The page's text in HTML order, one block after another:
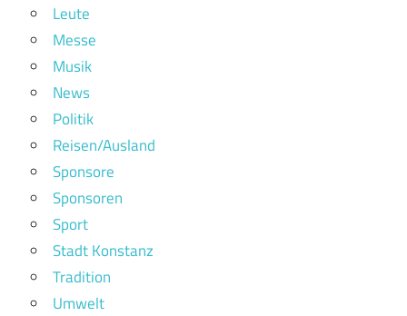
Leute
Messe
Musik
News
Politik
Reisen/Ausland
Sponsore
Sponsoren
Sport
Stadt Konstanz
Tradition
Umwelt